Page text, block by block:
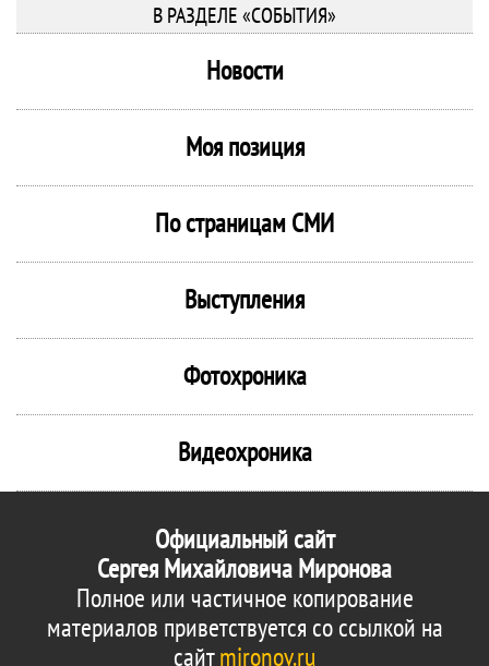
В РАЗДЕЛЕ «СОБЫТИЯ»
Новости
Моя позиция
По страницам СМИ
Выступления
Фотохроника
Видеохроника
Официальный сайт
Сергея Михайловича Миронова
Полное или частичное копирование
материалов приветствуется со ссылкой на
сайтmironov.ru